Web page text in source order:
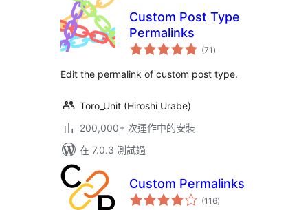
Custom Post Type
Permalinks
(71 總
評)
Edit the permalink of custom post type.
Toro_Unit (Hiroshi Urabe)
200,000+ 次運作中的安裝
在 7.0.3 測試過
Custom Permalinks
(116總
評)